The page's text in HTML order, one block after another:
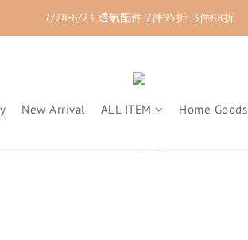
7/28-8/23 紳士內著 2件9折
7/28-8/23 透氣配件 2件95折  3件88折
New Arrival ALL ITEM Home Goods